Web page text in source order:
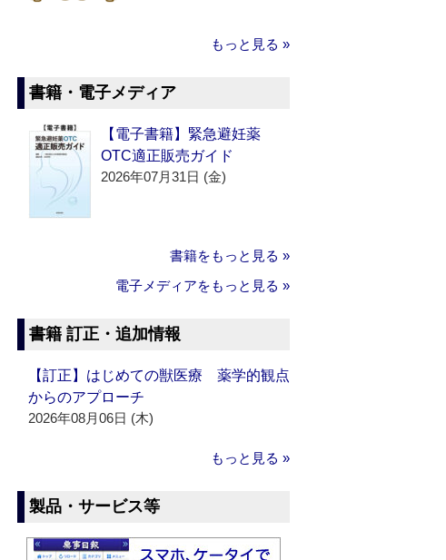
もっと見る »
書籍・電子メディア
【電子書籍】緊急避妊薬
OTC適正販売ガイド
2026年07月31日 (金)
書籍をもっと見る »
電子メディアをもっと見る »
書籍 訂正・追加情報
【訂正】はじめての獣医療 薬学的観点
からのアプローチ
2026年08月06日 (木)
もっと見る »
製品・サービス等